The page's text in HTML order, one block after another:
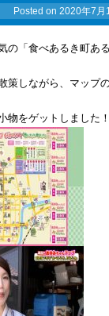
Posted on 2020年7月
の「食べあるき町あ
策しながら、マップ
物をゲットしました！